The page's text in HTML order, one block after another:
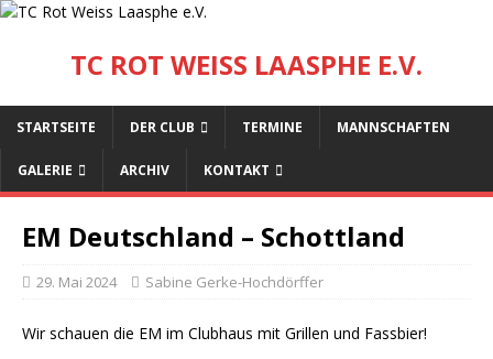
TC ROT WEISS LAASPHE E.V.
STARTSEITE DER CLUB TERMINE MANNSCHAFTEN
GALERIE ARCHIV KONTAKT
EM Deutschland – Schottland
29. Mai 2024 Sabine Gerke-Hochdörffer
Wir schauen die EM im Clubhaus mit Grillen und Fassbier!